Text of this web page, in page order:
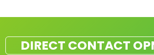
DIRECT CONTACT